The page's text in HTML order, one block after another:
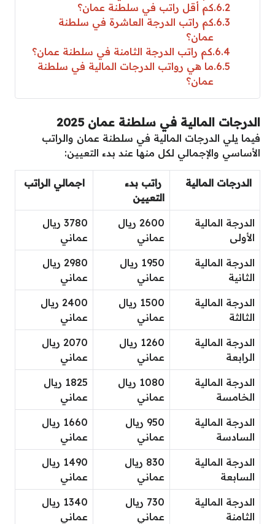
6.2 كم أقل راتب في سلطنة عمان؟
6.3 كم راتب الدرجة العاشرة في سلطنة
عمان؟
6.4 كم راتب الدرجة الثامنة في سلطنة عمان؟
6.5 ما هي رواتب الدرجات المالية في سلطنة
عمان؟
الدرجات المالية في سلطنة عمان 2025
فيما يلي الدرجات المالية في سلطنة عمان والراتب
الأساسي والإجمالي لكل منها عند بدء التعيين:
الدرجات المالية
راتب بدء
التعيين
اجمالي الراتب
الدرجة المالية
الأولى
2600 ريال
عماني
3780 ريال
عماني
الدرجة المالية
الثانية
1950 ريال
عماني
2980 ريال
عماني
الدرجة المالية
الثالثة
1500 ريال
عماني
2400 ريال
عماني
الدرجة المالية
الرابعة
1260 ريال
عماني
2070 ريال
عماني
الدرجة المالية
الخامسة
1080 ريال
عماني
1825 ريال
عماني
الدرجة المالية
السادسة
950 ريال
عماني
1660 ريال
عماني
الدرجة المالية
السابعة
830 ريال
عماني
1490 ريال
عماني
الدرجة المالية
الثامنة
730 ريال
عماني
1340 ريال
عماني